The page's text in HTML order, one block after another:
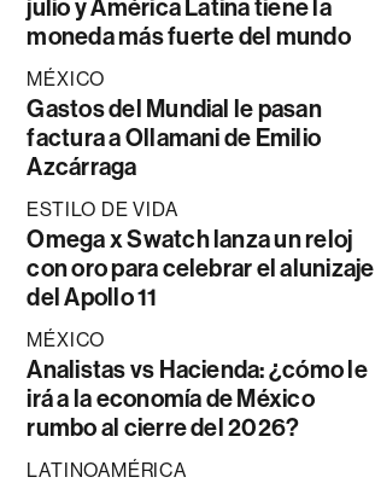
julio y América Latina tiene la
moneda más fuerte del mundo
MÉXICO
Gastos del Mundial le pasan
factura a Ollamani de Emilio
Azcárraga
ESTILO DE VIDA
Omega x Swatch lanza un reloj
con oro para celebrar el alunizaje
del Apollo 11
MÉXICO
Analistas vs Hacienda: ¿cómo le
irá a la economía de México
rumbo al cierre del 2026?
LATINOAMÉRICA